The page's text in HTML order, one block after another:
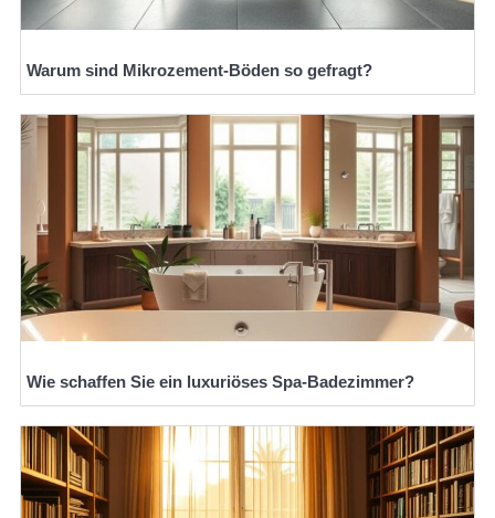
Warum sind Mikrozement-Böden so gefragt?
Wie schaffen Sie ein luxuriöses Spa-Badezimmer?